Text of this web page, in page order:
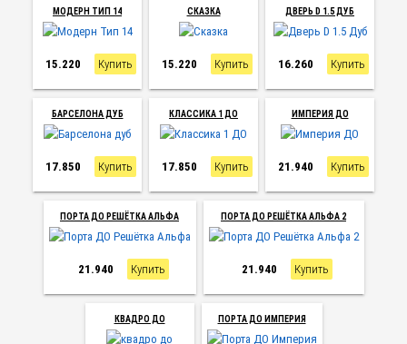
МОДЕРН ТИП 14
15.220 Купить
СКАЗКА
15.220 Купить
ДВЕРЬ D 1.5 ДУБ
16.260 Купить
БАРСЕЛОНА ДУБ
17.850 Купить
КЛАССИКА 1 ДО
17.850 Купить
ИМПЕРИЯ ДО
21.940 Купить
ПОРТА ДО РЕШЁТКА АЛЬФА
21.940 Купить
ПОРТА ДО РЕШЁТКА АЛЬФА 2
21.940 Купить
КВАДРО ДО ПОРТА ДО ИМПЕРИЯ